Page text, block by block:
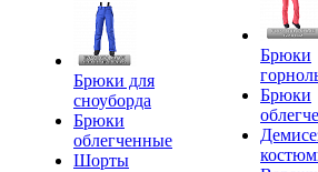
Брюки для
сноуборда
Брюки
облегченные
Шорты
Брюки
Брюки